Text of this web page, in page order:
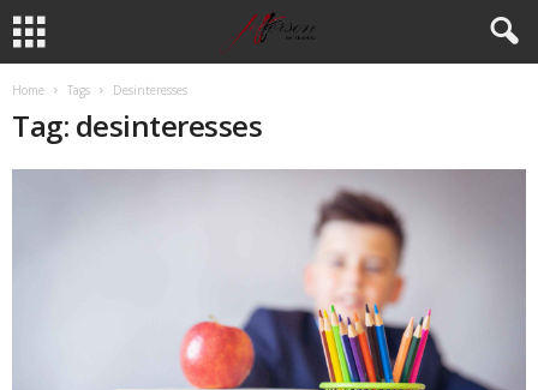
Home Tags Desinteresses
Tag: desinteresses